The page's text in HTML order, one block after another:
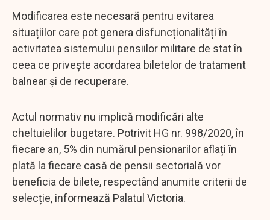
Modificarea este necesară pentru evitarea
situațiilor care pot genera disfuncționalități în
activitatea sistemului pensiilor militare de stat în
ceea ce privește acordarea biletelor de tratament
balnear și de recuperare.
Actul normativ nu implică modificări alte
cheltuielilor bugetare. Potrivit HG nr. 998/2020, în
fiecare an, 5% din numărul pensionarilor aflați în
plată la fiecare casă de pensii sectorială vor
beneficia de bilete, respectând anumite criterii de
selecție, informează Palatul Victoria.